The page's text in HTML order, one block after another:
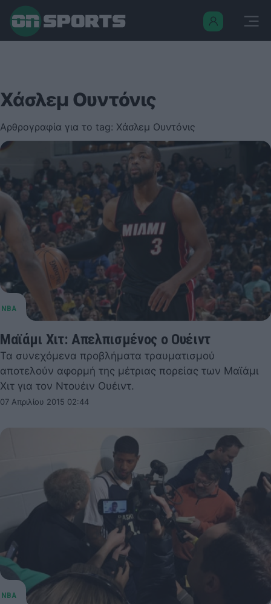
Χάσλεμ Ουντόνις
Αρθρογραφία για το tag: Χάσλεμ Ουντόνις
Μαϊάμι Χιτ: Απελπισμένος ο Ουέιντ
Τα συνεχόμενα προβλήματα τραυματισμού
αποτελούν αφορμή της μέτριας πορείας των Μαϊάμι
Χιτ για τον Ντουέιν Ουέιντ.
07 Απριλίου 2015 02:44